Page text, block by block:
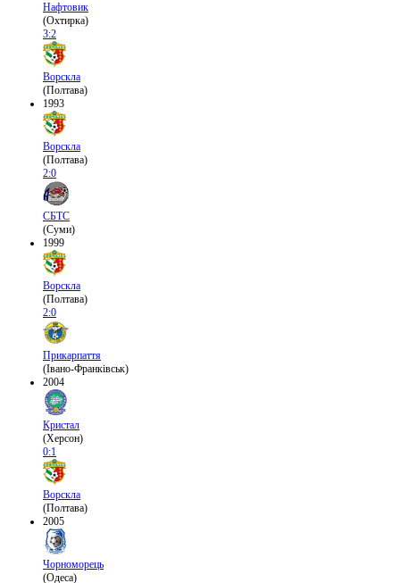
Нафтовик
(Охтирка)
3:2
Ворскла
(Полтава)
1993
Ворскла
(Полтава)
2:0
СБТС
(Суми)
1999
Ворскла
(Полтава)
2:0
Прикарпаття
(Івано-Франківськ)
2004
Кристал
(Херсон)
0:1
Ворскла
(Полтава)
2005
Чорноморець
(Одеса)